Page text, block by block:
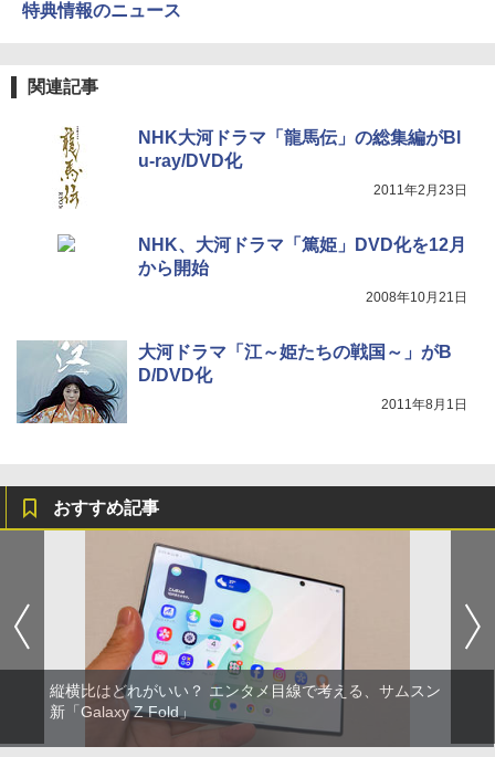
特典情報のニュース
関連記事
NHK大河ドラマ「龍馬伝」の総集編がBl
u-ray/DVD化
2011年2月23日
NHK、大河ドラマ「篤姫」DVD化を12月
から開始
2008年10月21日
大河ドラマ「江～姫たちの戦国～」がB
D/DVD化
2011年8月1日
おすすめ記事
縦横比はどれがいい？ エンタメ目線で考える、サムスン
新「Galaxy Z Fold」